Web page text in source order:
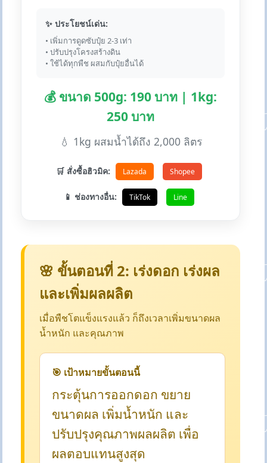
✨ ประโยชน์เด่น:
• เพิ่มการดูดซับปุ๋ย 2-3 เท่า
• ปรับปรุงโครงสร้างดิน
• ใช้ได้ทุกพืช ผสมกับปุ๋ยอื่นได้
💰 ขนาด 500g: 190 บาท | 1kg:
250 บาท
💧 1kg ผสมน้ำได้ถึง 2,000 ลิตร
🛒 สั่งซื้อฮิวมิค: Lazada Shopee
📱 ช่องทางอื่น: TikTok Line
🌸 ขั้นตอนที่ 2: เร่งดอก เร่งผล
และเพิ่มผลผลิต
เมื่อพืชโตแข็งแรงแล้ว ก็ถึงเวลาเพิ่มขนาดผล
น้ำหนัก และคุณภาพ
🎯 เป้าหมายขั้นตอนนี้
กระตุ้นการออกดอก ขยาย
ขนาดผล เพิ่มน้ำหนัก และ
ปรับปรุงคุณภาพผลผลิต เพื่อ
ผลตอบแทนสูงสุด